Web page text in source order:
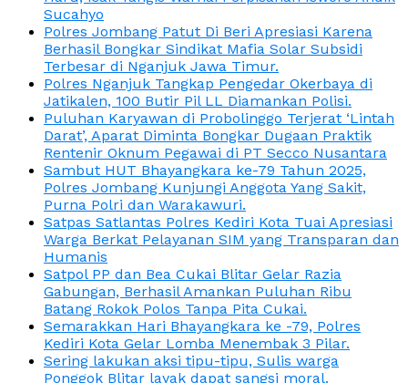
Sucahyo
Polres Jombang Patut Di Beri Apresiasi Karena
Berhasil Bongkar Sindikat Mafia Solar Subsidi
Terbesar di Nganjuk Jawa Timur.
Polres Nganjuk Tangkap Pengedar Okerbaya di
Jatikalen, 100 Butir Pil LL Diamankan Polisi.
Puluhan Karyawan di Probolinggo Terjerat ‘Lintah
Darat’, Aparat Diminta Bongkar Dugaan Praktik
Rentenir Oknum Pegawai di PT Secco Nusantara
Sambut HUT Bhayangkara ke-79 Tahun 2025,
Polres Jombang Kunjungi Anggota Yang Sakit,
Purna Polri dan Warakawuri.
Satpas Satlantas Polres Kediri Kota Tuai Apresiasi
Warga Berkat Pelayanan SIM yang Transparan dan
Humanis
Satpol PP dan Bea Cukai Blitar Gelar Razia
Gabungan, Berhasil Amankan Puluhan Ribu
Batang Rokok Polos Tanpa Pita Cukai.
Semarakkan Hari Bhayangkara ke -79, Polres
Kediri Kota Gelar Lomba Menembak 3 Pilar.
Sering lakukan aksi tipu-tipu, Sulis warga
Ponggok Blitar layak dapat sangsi moral.